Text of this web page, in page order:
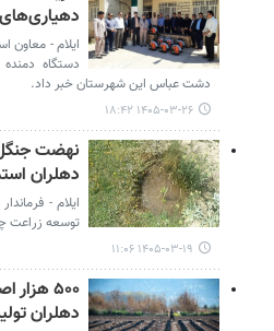
دستگاه
دشت عباس این شهرستان خبر داد.
۱۴۰۵-۰۳-۲۶ ۱۸:۴۲
نهضت
دهلران
ایلام -
توسعه زراعت
۱۴۰۵-۰۳-۱۹ ۱۱:۰۶
۵۰۰
دهلران